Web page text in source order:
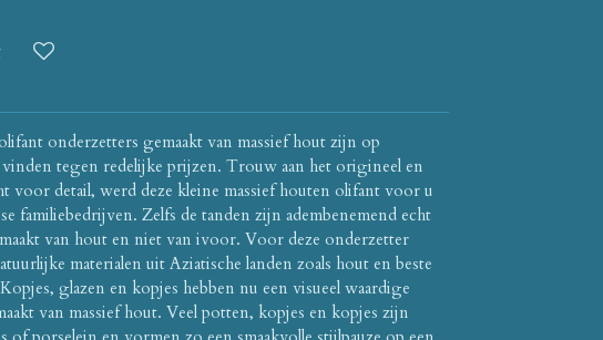
onderzetters gemaakt van massief hout zijn op
vinden tegen redelijke prijzen. Trouw aan het origineel en
voor detail, werd deze kleine massief houten olifant voor u
familiebedrijven. Zelfs de tanden zijn adembenemend echt
van hout en niet van ivoor. Voor deze onderzetter
materialen uit Aziatische landen zoals hout en beste
glazen en kopjes hebben nu een visueel waardige
van massief hout. Veel potten, kopjes en kopjes zijn